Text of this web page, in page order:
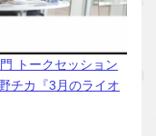
トークセッション
チカ『3月のライオ